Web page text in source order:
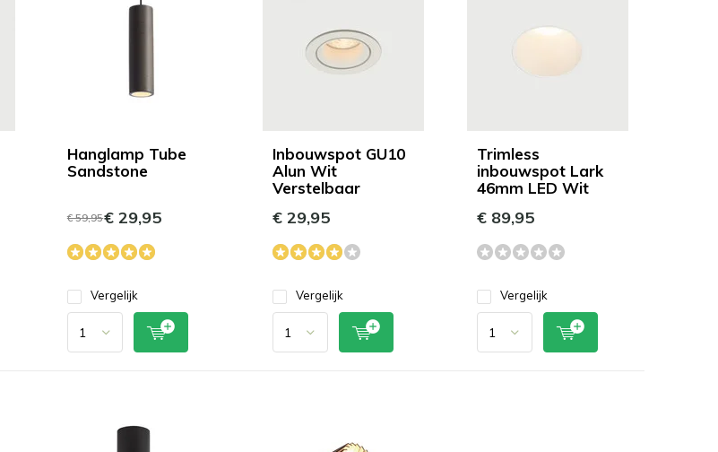
aanraaktoetsen
swipetekens
Hanglamp Tube
Sandstone
€ 59,95€ 29,95
Vergelijk
Inbouwspot GU10
Alun Wit
Verstelbaar
€ 29,95
Vergelijk
Trimless
inbouwspot Lark
46mm LED Wit
€ 89,95
Vergelijk